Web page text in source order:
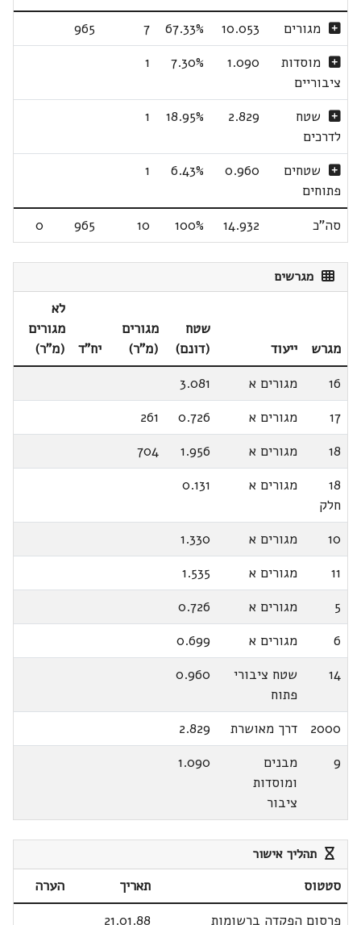
מגורים
10.053
67.33%
7
965
מוסדות
ציבוריים
1.090
7.30%
1
שטח
לדרכים
2.829
18.95%
1
שטחים
פתוחים
0.960
6.43%
1
סה"כ 14.932
100%
10
965
0
מגרשים
מגרש ייעוד
שטח
(דונם)
מגורים
(מ"ר)
יח"ד
לא
מגורים
(מ"ר)
16
מגורים א
3.081
17
מגורים א 0.726
261
18
מגורים א 1.956
704
18
חלק
מגורים א 0.131
10 מגורים א
1.330
11
מגורים א
1.535
5
מגורים א
0.726
6
מגורים א
0.699
14
שטח ציבורי
פתוח
0.960
2000 דרך מאושרת
2.829
9
מבנים
ומוסדות
ציבור
1.090
תהליך אישור
סטטוס תאריך
הערה
פרסום הפקדה ברשומות
21.01.88